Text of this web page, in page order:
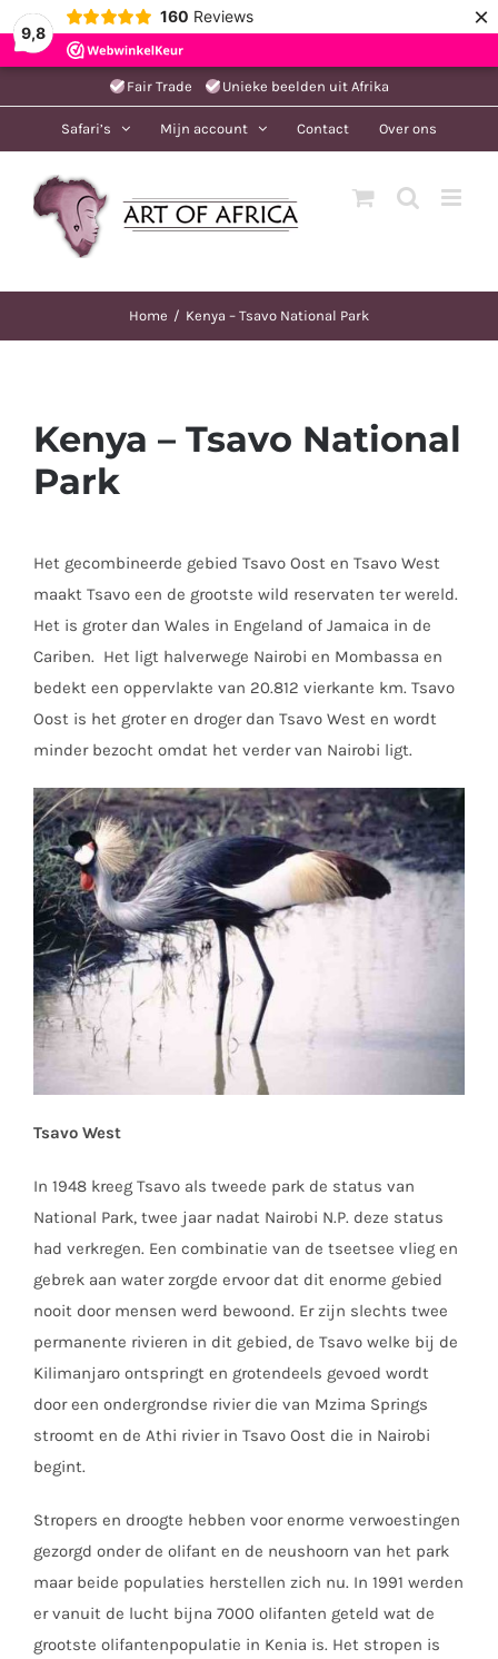
9,8
160 Reviews ×
naar
Fair Trade Unieke beelden uit Afrika
Safari’s Mijn account Contact Over ons
Home Kenya – Tsavo National Park
Kenya – Tsavo National
Park
Het gecombineerde gebied Tsavo Oost en Tsavo West
maakt Tsavo een de grootste wild reservaten ter wereld.
Het is groter dan Wales in Engeland of Jamaica in de
Cariben. Het ligt halverwege Nairobi en Mombassa en
bedekt een oppervlakte van 20.812 vierkante km. Tsavo
Oost is het groter en droger dan Tsavo West en wordt
minder bezocht omdat het verder van Nairobi ligt.
Tsavo West
In 1948 kreeg Tsavo als tweede park de status van
National Park, twee jaar nadat Nairobi N.P. deze status
had verkregen. Een combinatie van de tseetsee vlieg en
gebrek aan water zorgde ervoor dat dit enorme gebied
nooit door mensen werd bewoond. Er zijn slechts twee
permanente rivieren in dit gebied, de Tsavo welke bij de
Kilimanjaro ontspringt en grotendeels gevoed wordt
door een ondergrondse rivier die van Mzima Springs
stroomt en de Athi rivier in Tsavo Oost die in Nairobi
begint.
Stropers en droogte hebben voor enorme verwoestingen
gezorgd onder de olifant en de neushoorn van het park
maar beide populaties herstellen zich nu. In 1991 werden
er vanuit de lucht bijna 7000 olifanten geteld wat de
grootste olifantenpopulatie in Kenia is. Het stropen is